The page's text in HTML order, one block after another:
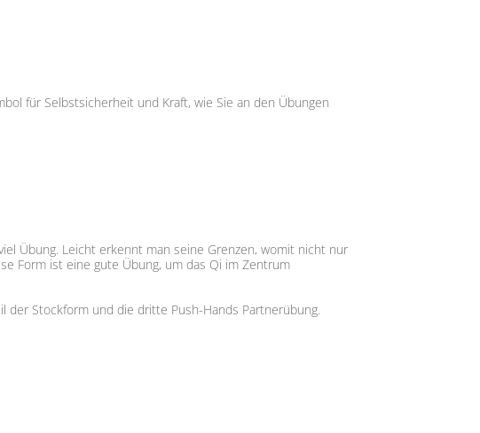
für Selbstsicherheit und Kraft, wie Sie an den Übungen
Übung. Leicht erkennt man seine Grenzen, womit nicht nur
Form ist eine gute Übung, um das Qi im Zentrum
Stockform und die dritte Push-Hands Partnerübung.